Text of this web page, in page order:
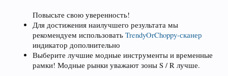
Повысьте свою уверенность!
Для достижения наилучшего результата мы
рекомендуем использовать TrendyOrChoppy-сканер
индикатор дополнительно
Выберите лучшие модные инструменты и временные
рамки! Модные рынки уважают зоны S / R лучше.